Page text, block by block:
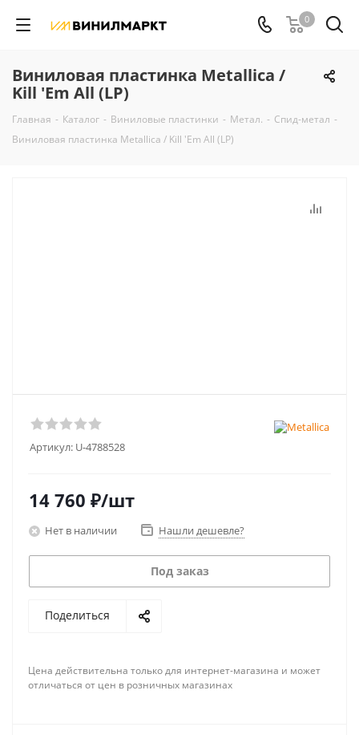
0
Виниловая пластинка Metallica /
Kill 'Em All (LP)
Главная - Каталог - Виниловые пластинки - Метал. - Спид-метал -
Виниловая пластинка Metallica / Kill 'Em All (LP)
Артикул: U-4788528
14 760 ₽/шт
Нет в наличии Нашли дешевле?
Под заказ
Поделиться
Цена действительна только для интернет-магазина и может
отличаться от цен в розничных магазинах